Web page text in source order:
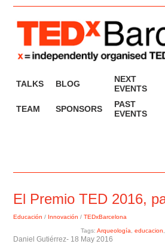
TALKS BLOG
NEXT
EVENTS
TEAM SPONSORS
PAST
EVENTS
El Premio TED 2016,
Educación / Innovación /TEDxBarcelona
Tags:Arqueología ,educacion
Daniel Gutiérrez- 18 May 2016